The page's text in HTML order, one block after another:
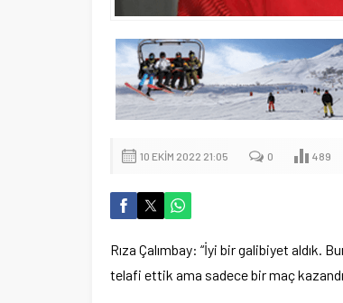
10 EKIM 2022 21:05 0 489
Rıza Çalımbay: “İyi bir galibiyet aldık.
telafi ettik ama sadece bir maç